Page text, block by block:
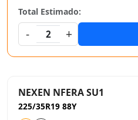
Total Estimado:
-
2 +
NEXEN NFERA SU1
225/35R19 88Y